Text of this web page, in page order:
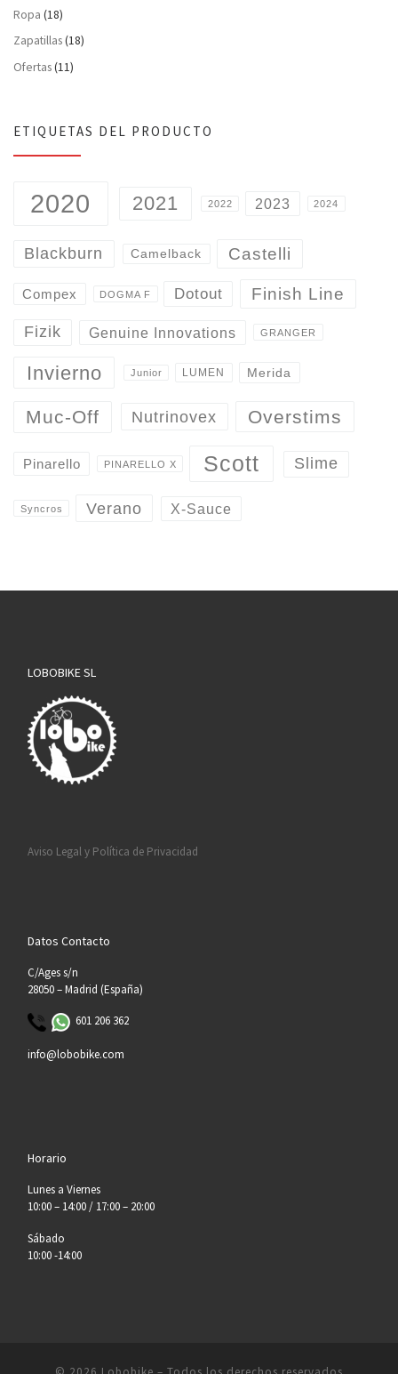
Ropa (18)
Zapatillas(18)
Ofertas(11)
ETIQUETAS DEL PRODUCTO
2020 2021 2022 2023 2024
Blackburn Camelback Castelli
Compex DOGMA F Dotout Finish Line
Fizik Genuine Innovations GRANGER
Invierno Junior LUMEN Merida
Muc-Off Nutrinovex Overstims
Pinarello PINARELLO X Scott Slime
Syncros Verano X-Sauce
LOBOBIKE SL
Aviso Legal y Política de Privacidad
Datos Contacto
C/Ages s/n
28050 – Madrid (España)
601 206 362
info@lobobike.com
Horario
Lunes a Viernes
10:00 – 14:00 / 17:00 – 20:00
Sábado
10:00 -14:00